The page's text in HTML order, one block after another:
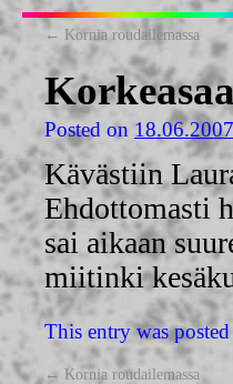
← Kornia roudailemassa
Posted on 18.06.2007
Kävästiin
Ehdottomasti
sai aikaan
miitinki
This entry was
← Kornia roudailemassa